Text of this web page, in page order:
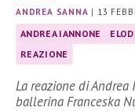
ANDREA SANNA | 13
ANDREA IANNONE
REAZIONE
La reazione di
ballerina Franceska